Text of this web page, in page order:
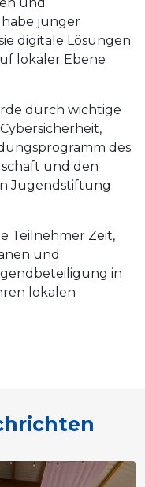
junger
digitale Lösungen
lokaler Ebene
durch wichtige
des
und den
Jugendstiftung
Teilnehmer Zeit,
und
in
lokalen